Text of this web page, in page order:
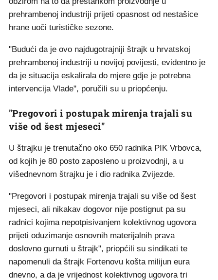
prehrambenoj industriji prijeti opasnost od nestašice
hrane uoči turističke sezone.
"Budući da je ovo najdugotrajniji štrajk u hrvatskoj
prehrambenoj industriji u novijoj povijesti, evidentno je
da je situacija eskalirala do mjere gdje je potrebna
intervencija Vlade", poručili su u priopćenju.
"Pregovori i postupak mirenja trajali su
više od šest mjeseci"
U štrajku je trenutačno oko 650 radnika PIK Vrbovca,
od kojih je 80 posto zaposleno u proizvodnji, a u
višednevnom štrajku je i dio radnika Zvijezde.
"Pregovori i postupak mirenja trajali su više od šest
mjeseci, ali nikakav dogovor nije postignut pa su
radnici kojima nepotpisivanjem kolektivnog ugovora
prijeti oduzimanje osnovnih materijalnih prava
doslovno gurnuti u štrajk", priopćili su sindikati te
napomenuli da štrajk Fortenovu košta milijun eura
dnevno, a da je vrijednost kolektivnog ugovora tri